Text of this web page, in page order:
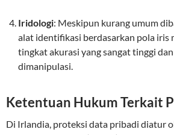
Iridologi: Meskipun kurang umum
alat identifikasi berdasarkan pola iris
tingkat akurasi yang sangat tinggi
dimanipulasi.
Ketentuan Hukum Terkait
Di Irlandia, proteksi data pribadi diatur